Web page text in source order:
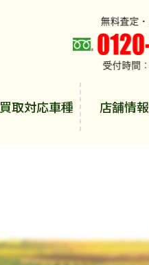
買取対応車種 店舗情報